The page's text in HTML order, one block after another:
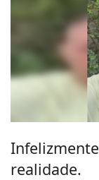
realidade.